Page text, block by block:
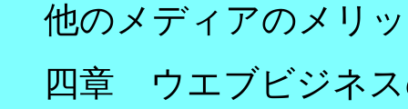
他のメディアのメリ
四章 ウエブビジネ